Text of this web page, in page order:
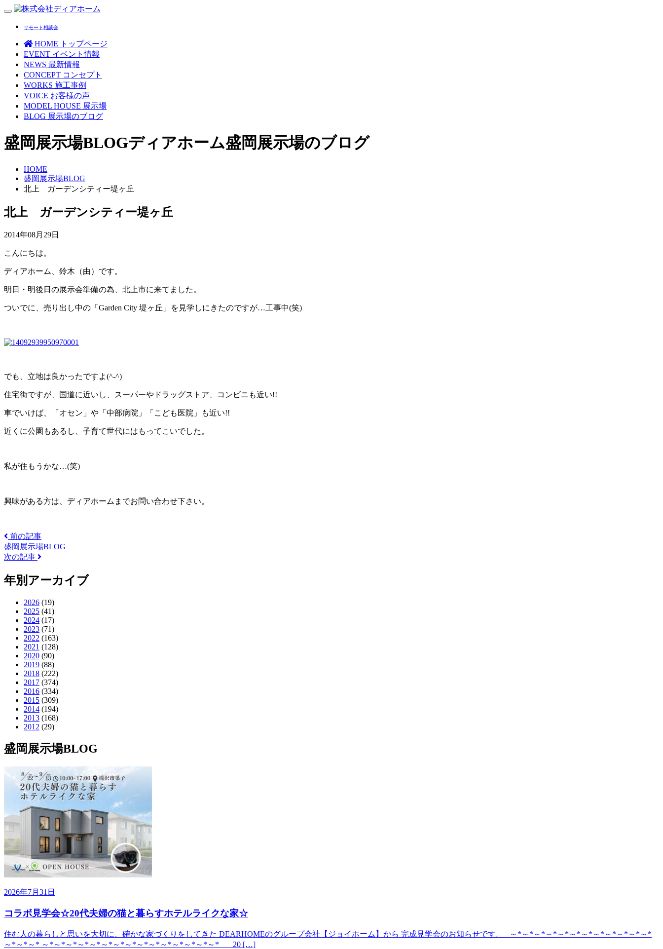
Toggle
リモート相談会
HOME
トップページ
EVENT イベント情報
NEWS 最新情報
CONCEPT コンセプト
WORKS 施工事例
VOICE お客様の声
MODEL HOUSE 展示場
BLOG 展示場のブログ
盛岡展示場BLOGディアホーム盛岡展示場のブログ
HOME
盛岡展示場BLOG
北上 ガーデンシティー堤ヶ丘
北上 ガーデンシティー堤ヶ丘
2014年08月29日
こんにちは。
ディアホーム、鈴木（由）です。
明日・明後日の展示会準備の為、北上市に来てました。
ついでに、売り出し中の「Garden City 堤ヶ丘」を見学しにきたのですが…工事中(笑)
でも、立地は良かったですよ(^-^)
住宅街ですが、国道に近いし、スーパーやドラッグストア、コンビニも近い!!
車でいけば、「オセン」や「中部病院」「こども医院」も近い!!
近くに公園もあるし、子育て世代にはもってこいでした。
私が住もうかな…(笑)
興味がある方は、ディアホームまでお問い合わせ下さい。
前の記事
盛岡展示場BLOG
次の記事
年別アーカイブ
2026 (19)
2025 (41)
2024 (17)
2023 (71)
2022 (163)
2021 (128)
2020 (90)
2019 (88)
2018 (222)
2017 (374)
2016 (334)
2015 (309)
2014 (194)
2013 (168)
2012 (29)
盛岡展示場BLOG
2026年7月31日
コラボ見学会☆20代夫婦の猫と暮らすホテルライクな家☆
住む人の暮らしと思いを大切に、確かな家づくりをしてきた DEARHOMEのグループ会社【ジョイホーム】から 完成見学会のお知らせです。 ～*～*～*～*～*～*～*～*～*～*～*～*
～*～*～* ～*～*～*～*～*～*～*～*～*～*～*～*～*～*～* 20 […]